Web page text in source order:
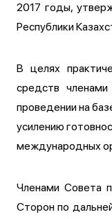
2017 годы,
Республики
В целях
средств
проведении на
усилению
международных
Членами Совета
Сторон по